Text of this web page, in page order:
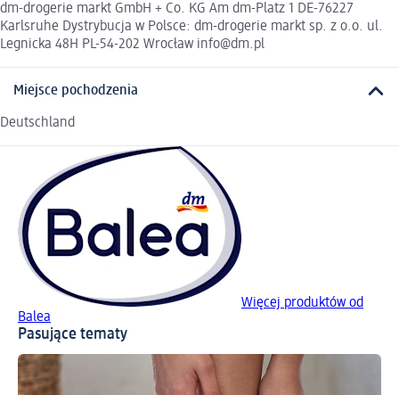
dm-drogerie markt GmbH + Co. KG Am dm-Platz 1 DE-76227
Karlsruhe Dystrybucja w Polsce: dm-drogerie markt sp. z o.o. ul.
Legnicka 48H PL-54-202 Wrocław info@dm.pl
Miejsce pochodzenia
Deutschland
Więcej produktów od
Balea
Pasujące tematy